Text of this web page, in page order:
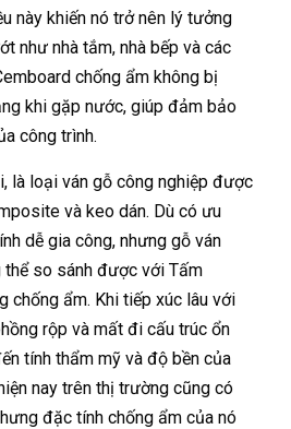
này khiến nó trở nên lý tưởng
như nhà tắm, nhà bếp và các
chống ẩm không bị
khi gặp nước, giúp đảm bảo
công trình.
là loại ván gỗ công nghiệp được
và keo dán. Dù có ưu
dễ gia công, nhưng gỗ ván
thể so sánh được với Tấm
chống ẩm. Khi tiếp xúc lâu với
rộp và mất đi cấu trúc ổn
tính thẩm mỹ và độ bền của
nay trên thị trường cũng có
đặc tính chống ẩm của nó